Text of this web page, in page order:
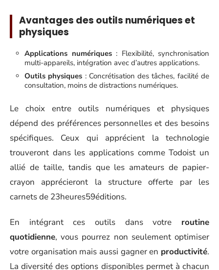
Avantages des outils numériques et
physiques
Applications numériques: Flexibilité, synchronisation
multi-appareils, intégration avec d’autres applications.
Outils physiques : Concrétisation des tâches, facilité de
consultation, moins de distractions numériques.
Le choix entre outils numériques et physiques
dépend des préférences personnelles et des besoins
spécifiques. Ceux qui apprécient la technologie
trouveront dans les applications comme Todoist un
allié de taille, tandis que les amateurs de papier-
crayon apprécieront la structure offerte par les
carnets de 23heures59éditions.
En intégrant ces outils dans votre routine
quotidienne, vous pourrez non seulement optimiser
votre organisation mais aussi gagner en productivité.
La diversité des options disponibles permet à chacun